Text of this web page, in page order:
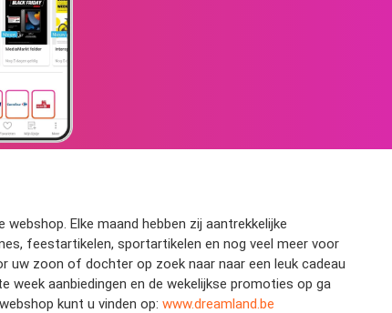
Elke maand hebben zij aantrekkelijke
feestartikelen, sportartikelen en nog veel meer voor
uw zoon of dochter op zoek naar naar een leuk cadeau
aanbiedingen en de wekelijkse promoties op ga
kunt u vinden op: www.dreamland.be